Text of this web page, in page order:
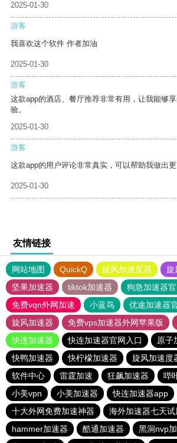
2025-01-30
游客
我喜欢这个软件 作者加油
2025-01-30
游客
这款app的酒店、餐厅推荐非常有用，让我能够
验。
2025-01-30
游客
这款app的用户评论非常真实，可以帮助我做出更
2025-01-30
友情链接
网站地图 QuickQ 旋风加速度器
旋
坚果加速器
tiktok加速器
狗急加速器
免费vqn外网加速
小蓝鸟 优途加速器
旋风加速器
免费vps加速器外网苹果版
快连加速器
快连加速器官网入口
原子
快鸭加速器
快柠檬加速器 旋风加速度
软件中心
雷霆加速 狂飙加速器 哔
小美vpn
小美加速器 快连加速器app
十大外网免费加速神器
海外加速器七天试
hammer加速器
酷通加速器 黑洞nvp